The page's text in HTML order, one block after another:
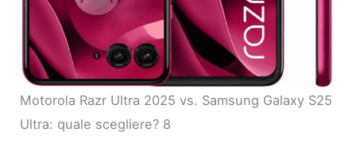
Motorola Razr Ultra 2025 vs. Samsung Galaxy S25
Ultra: quale scegliere? 8